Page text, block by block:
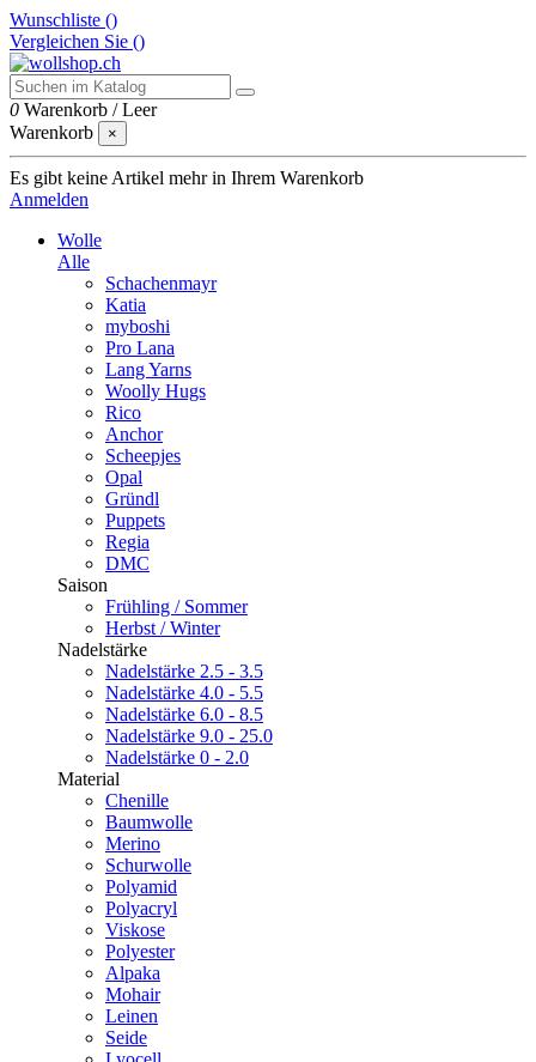
Wunschliste ()
Vergleichen Sie ()
0 Warenkorb /Leer
Warenkorb
×
Es gibt keine Artikel mehr in Ihrem Warenkorb
Anmelden
Wolle
Alle
Schachenmayr
Katia
myboshi
Pro Lana
Lang Yarns
Woolly Hugs
Rico
Anchor
Scheepjes
Opal
Gründl
Puppets
Regia
DMC
Saison
Frühling / Sommer
Herbst / Winter
Nadelstärke
Nadelstärke 2.5 - 3.5
Nadelstärke 4.0 - 5.5
Nadelstärke 6.0 - 8.5
Nadelstärke 9.0 - 25.0
Nadelstärke 0 - 2.0
Material
Chenille
Baumwolle
Merino
Schurwolle
Polyamid
Polyacryl
Viskose
Polyester
Alpaka
Mohair
Leinen
Seide